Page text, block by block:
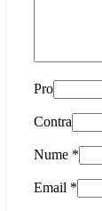
Pro
Contra
Nume *
Email *